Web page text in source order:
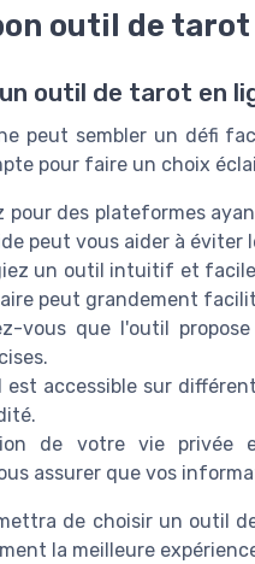
outil de
outil de tarot en
peut sembler un défi
pour faire un choix
pour des plateformes
peut vous aider à éviter
un outil intuitif et
peut grandement
vous que l'outil
est accessible sur
de votre vie privée
assurer que vos
de choisir un outil
la meilleure